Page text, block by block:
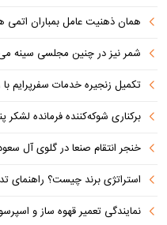
همان ذهنیت عامل بمباران اتمی
شمر نیز در چنین مجلسی سینه
تکمیل زنجیره خدمات سفرپرایم
برکناری شوکه‌کننده فرمانده لشکر
خنجر انتقام صنعا در گلوی آل
استراتژی برند چیست؟ راهنمای
نمایندگی تعمیر قهوه ساز و